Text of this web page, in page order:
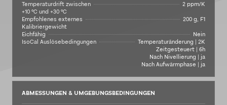
Temperaturdrift zwischen
+10 °C und +30 °C
2 ppm/K
Empfohlenes externes
Kalibriergewicht
200 g, F1
Eichfähig
Nein
IsoCal Auslösebedingungen
Temperaturänderung | 2K
Zeitgesteuert | 6h
Nach Nivellierung | ja
Nach Aufwärmphase | ja
ABMESSUNGEN & UMGEBUNGSBEDINGUNGEN